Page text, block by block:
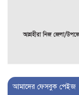
আমাদের ফেসবুক পেইজ